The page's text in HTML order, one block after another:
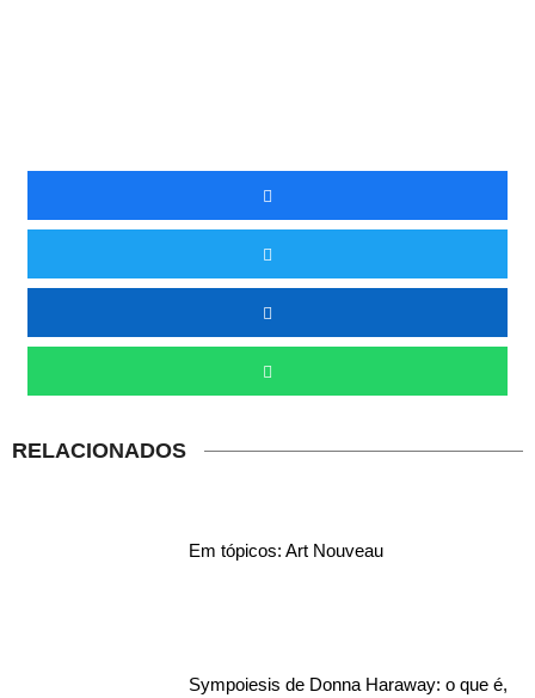
RELACIONADOS
Em tópicos: Art Nouveau
Sympoiesis de Donna Haraway: o que é,